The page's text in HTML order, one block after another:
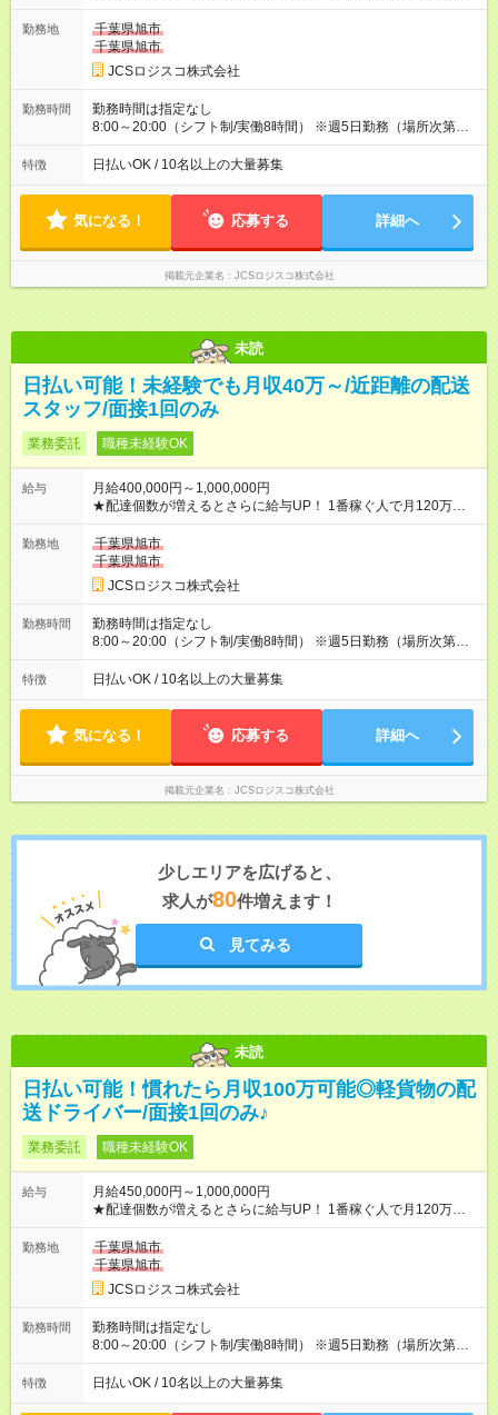
ど！ ・主要都市エリア 月収55万円／週5日稼働 月収65万~112
万円／週6日稼働 ・地方郊外エリア 月収40万円／週5日稼働 月
収40万円~50万円／週6日稼働 ＜モデルイメージ＞ ■月収50万
円 (27歳男性/江東区在住)※元建築関係 1日150個配達×25日勤務
(日休み) ■月収80万円(43歳男性/墨田区在住)※元営業 1日200個
勤務地
千葉県旭市
千葉県旭市
JCSロジスコ株式会社
勤務時間
勤務時間は指定なし
8:00～20:00（シフト制/実働8時間） ※週5日勤務（場所次第で
は週4も有り） ※配達状況によって時間外での勤務可能性有り ※
案件により多少の前後あり ※配達が完了次第、帰社OKです
特徴 日払いOK / 10名以上の大量募集
気になる！ 応募する 詳細へ
掲載元企業名 JCSロジスコ株式会社
未読
日払い可能！未経験でも月収40万～/近距離の配送
スタッフ/面接1回のみ
業務委託 職種未経験OK
給与
月給400,000円～1,000,000円
★配達個数が増えるとさらに給与UP！ 1番稼ぐ人で月120万ほ
ど！ ・主要都市エリア 月収55万円／週5日稼働 月収65万~112
万円／週6日稼働 ・地方郊外エリア 月収40万円／週5日稼働 月
収40万円~50万円／週6日稼働 ＜モデルイメージ＞ ■月収50万
円 (27歳男性/江東区在住)※元建築関係 1日150個配達×25日勤務
(日休み) ■月収80万円(43歳男性/墨田区在住)※元営業 1日200個
勤務地
千葉県旭市
千葉県旭市
JCSロジスコ株式会社
勤務時間
勤務時間は指定なし
8:00～20:00（シフト制/実働8時間） ※週5日勤務（場所次第で
は週4も有り） ※配達状況によって時間外での勤務可能性有り ※
案件により多少の前後あり ※配達が完了次第、帰社OKです
特徴 日払いOK / 10名以上の大量募集
気になる！ 応募する 詳細へ
掲載元企業名 JCSロジスコ株式会社
少しエリアを広げると、
求人が80件増えます！
見てみる
未読
日払い可能！慣れたら月収100万可能◎軽貨物の配
送ドライバー/面接1回のみ♪
業務委託 職種未経験OK
給与
月給450,000円～1,000,000円
★配達個数が増えるとさらに給与UP！ 1番稼ぐ人で月120万ほ
ど！ ・主要都市エリア 月収55万円／週5日稼働 月収65万~112
万円／週6日稼働 ・地方郊外エリア 月収40万円／週5日稼働 月
収40万円~50万円／週6日稼働 ＜モデルイメージ＞ ■月収50万
円 (27歳男性/江東区在住)※元建築関係 1日150個配達×25日勤務
(日休み) ■月収80万円(43歳男性/墨田区在住)※元営業 1日200個
勤務地
千葉県旭市
千葉県旭市
JCSロジスコ株式会社
勤務時間
勤務時間は指定なし
8:00～20:00（シフト制/実働8時間） ※週5日勤務（場所次第で
は週4も有り） ※配達状況によって時間外での勤務可能性有り ※
案件により多少の前後あり ※配達が完了次第、帰社OKです
特徴 日払いOK / 10名以上の大量募集